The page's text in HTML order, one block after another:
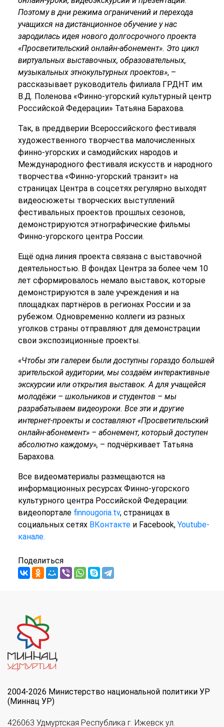
Поэтому в дни режима ограничений и перехода
учащихся на дистанционное обучение у нас
зародилась идея нового долгосрочного проекта
«Просветительский онлайн-абонемент». Это цикл
виртуальных выставочных, образовательных,
музыкальных этнокультурных проектов», –
рассказывает руководитель филиала ГРДНТ им.
В.Д. Поленова «Финно-угорский культурный центр
Российской Федерации» Татьяна Барахова.
Так, в преддверии Всероссийского фестиваля
художественного творчества малочисленных
финно-угорских и самодийских народов и
Международного фестиваля искусств и народного
творчества «Финно-угорский транзит» на
страницах Центра в соцсетях регулярно выходят
видеосюжеты творческих выступлений
фестивальных проектов прошлых сезонов,
демонстрируются этнографические фильмы
Финно-угорского центра России.
Ещё одна линия проекта связана с выставочной
деятельностью. В фондах Центра за более чем 10
лет сформировалось немало выставок, которые
демонстрируются в зале учреждения и на
площадках партнёров в регионах России и за
рубежом. Одновременно коллеги из разных
уголков страны отправляют для демонстрации
свои экспозиционные проекты.
«Чтобы эти галереи были доступны гораздо большей
зрительской аудитории, мы создаём интерактивные
экскурсии или открытия выставок. А для учащейся
молодёжи – школьников и студентов – мы
разрабатываем видеоуроки. Все эти и другие
интернет-проекты и составляют «Просветительский
онлайн-абонемент» – абонемент, который доступен
абсолютно каждому», – подчёркивает Татьяна
Барахова.
Все видеоматериалы размещаются на
информационных ресурсах Финно-угорского
культурного центра Российской Федерации:
видеопортале finnougoria.tv, страницах в
социальных сетях ВКонтактеи Facebook, Youtube-
канале.
Поделиться
2004-2026 Министерство национальной политики УР
(Миннац УР)
426063 Удмуртская Республика г. Ижевск ул.